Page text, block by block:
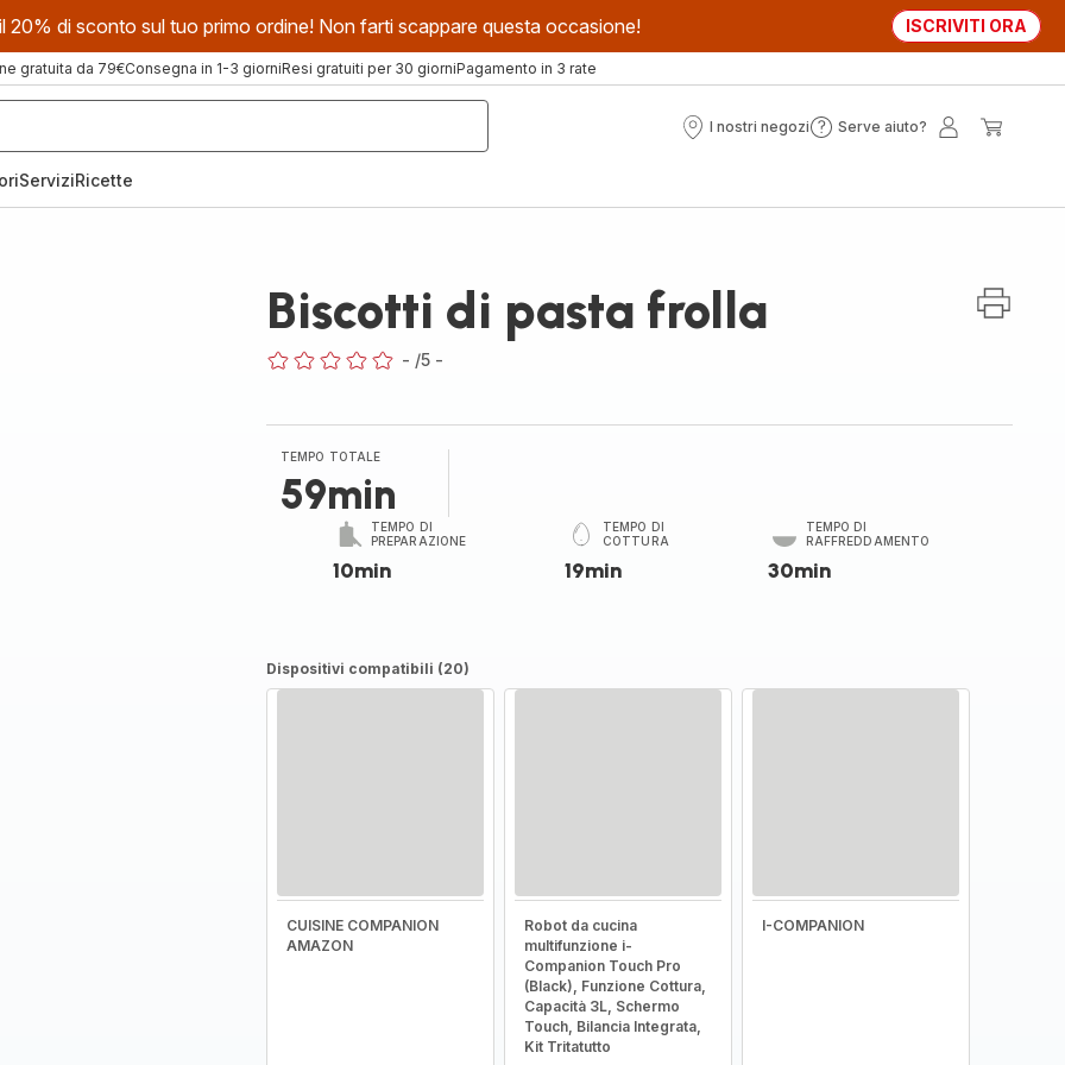
20% di sconto sul tuo primo ordine! Non farti scappare questa occasione! ISCRIVITI ORA
gratuita da 79€Consegna in 1-3 giorniResi gratuiti per 30 giorniPagamento in 3 rate
I nostri negozi
I
Serve aiuto?
Serve
ServiziRicette
Biscotti di pasta frolla
- /5 -
TEMPO TOTALE
59min
TEMPO DI
PREPARAZIONE
10min
TEMPO DI
COTTURA
19min
TEMPO DI
RAFFREDDAMENTO
30min
Dispositivi compatibili (20)
CUISINE COMPANION
AMAZON
Robot da cucina
multifunzione i-
Companion Touch Pro
(Black), Funzione Cottura,
Capacità 3L, Schermo
Touch, Bilancia Integrata,
Kit Tritatutto
I-COMPANION